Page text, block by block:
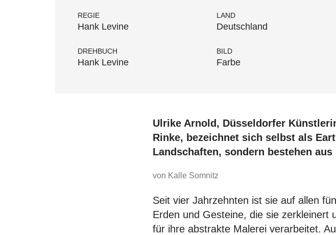
REGIE
Hank Levine
DREHBUCH
Hank Levine
LAND
Deutschland
BILD
Farbe
Ulrike Arnold, Düsseldorfer
Rinke, bezeichnet sich selbst als
Landschaften, sondern bestehen aus
von Kalle Somnitz
Seit vier Jahrzehnten ist sie auf allen
Erden und Gesteine, die sie zerkleinert
für ihre abstrakte Malerei verarbeitet.